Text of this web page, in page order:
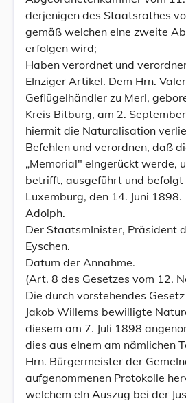
derjenigen des Staatsrathes
gemäß welchen eIne zweite
erfolgen wird;
Haben verordnet und
EInziger Artikel. Dem Hrn.
Geflügelhändler zu Merl,
Kreis Bitburg, am 2.
hiermit die Naturalisation
Befehlen und verordnen, daß
„Memorial" eIngerückt werde,
betrifft, ausgeführt und befolgt
Luxemburg, den 14. Juni 1898.
Adolph.
Der StaatsmInister, Präsident
Eyschen.
Datum der Annahme.
(Art. 8 des Gesetzes vom 12.
Die durch vorstehendes
Jakob Willems bewilligte
diesem am 7. Juli 1898
dies aus eInem am nämlichen
Hrn. Bürgermeister der
aufgenommenen Protokolle
welchem eIn Auszug bei der